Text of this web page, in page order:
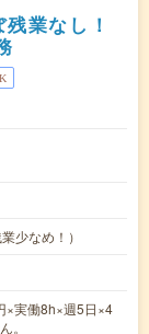
業なし！
少なめ！）
実働8h×週5日×4
。